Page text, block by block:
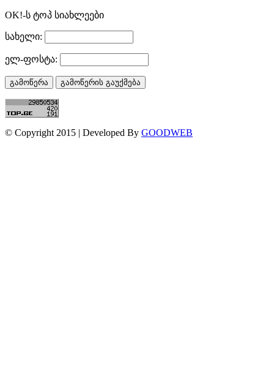
OK!-ს ტოპ სიახლეები
სახელი:
ელ-ფოსტა:
© Copyright 2015 | Developed By GOODWEB